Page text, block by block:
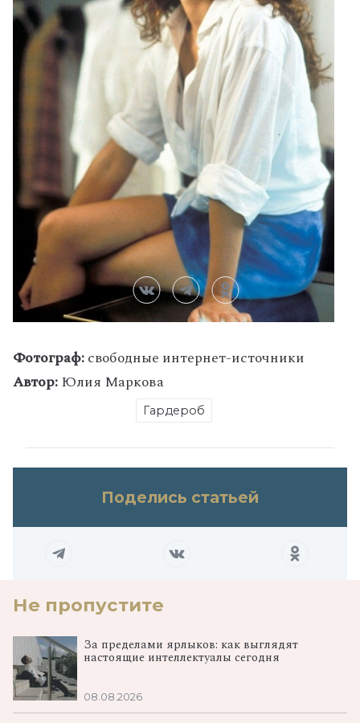
Фотограф:свободные интернет-источники
Автор:Юлия Маркова
Гардероб
Поделись статьей
Не пропустите
За пределами ярлыков: как выглядят
настоящие интеллектуалы сегодня
08.08.2026